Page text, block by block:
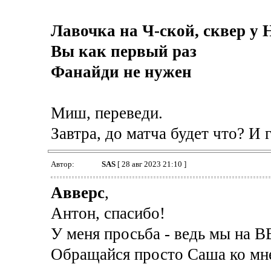
Лавочка на Ч-ской, сквер у
Вы как первый раз
Фанайди не нужен
Миш, переведи.
Завтра, до матча будет что? И
Автор: SAS[ 28 авг 2023 21:10 ]
Авверс,
Антон, спасибо!
У меня просьба - ведь мы на
Обращайся просто Саша ко